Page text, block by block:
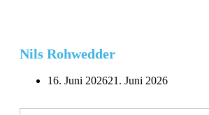
Nils Rohwedder
16. Juni 202621. Juni 2026